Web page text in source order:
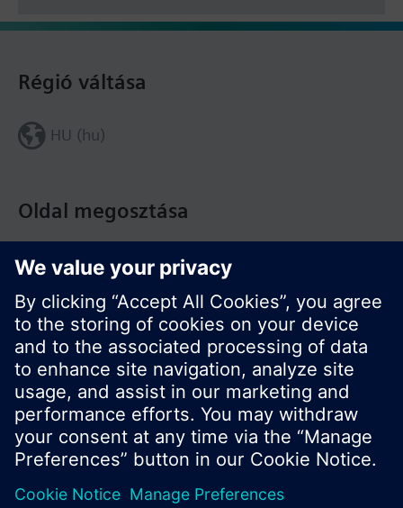
Oldal megosztása
Régió váltása
HU (hu)
© Siemens Switzerland Ltd. Building Technologies
Division - 2016
A termékválaszték és az árak országonként